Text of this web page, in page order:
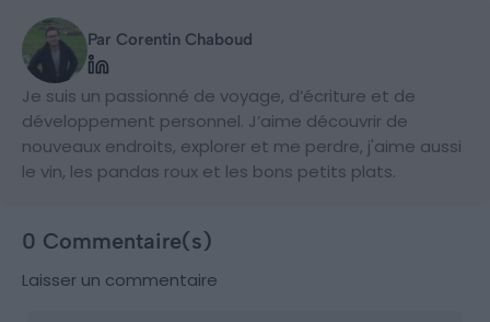
Par Corentin Chaboud
Je suis un passionné de voyage, d’écriture et de
développement personnel. J’aime découvrir de
nouveaux endroits, explorer et me perdre, j'aime aussi
le vin, les pandas roux et les bons petits plats.
0 Commentaire(s)
Laisser un commentaire